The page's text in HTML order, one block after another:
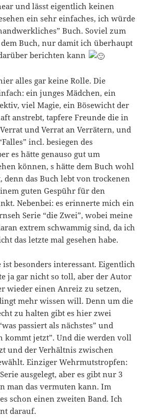
und lässt eigentlich keinen
ein sehr einfaches, ich würde
Buch. Soviel zum
Buch, nur damit ich überhaupt
berichten kann
alles gar keine Rolle. Die
ein junges Mädchen, ein
viel Magie, ein Bösewicht der
anstrebt, tapfere Freunde die in
und Verrat an Verrätern, und
incl. besiegen des
es hätte genauso gut um
können, s hätte dem Buch wohl
denn das Buch lebt von trockenen
guten Gespühr für den
Nebenbei: es erinnerte mich ein
Serie “die Zwei”, wobei meine
extrem schwammig sind, da ich
das letzte mal gesehen habe.
ist besonders interessant. Eigentlich
ja gar nicht so toll, aber der Autor
wieder einen Anreiz zu setzen,
mehr wissen will. Denn um die
zu halten gibt es hier zwei
passiert als nächstes” und
kommt jetzt”. Und die werden voll
und der Verhältnis zwischen
Einziger Wehrmutstropfen:
ausgelegt, aber es gibt nur 3
man das vermuten kann. Im
schon einen zweiten Band. Ich
darauf.